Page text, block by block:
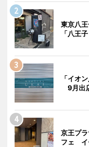
東京八
「八王
「イオ
9月出
京王プ
フェ イ